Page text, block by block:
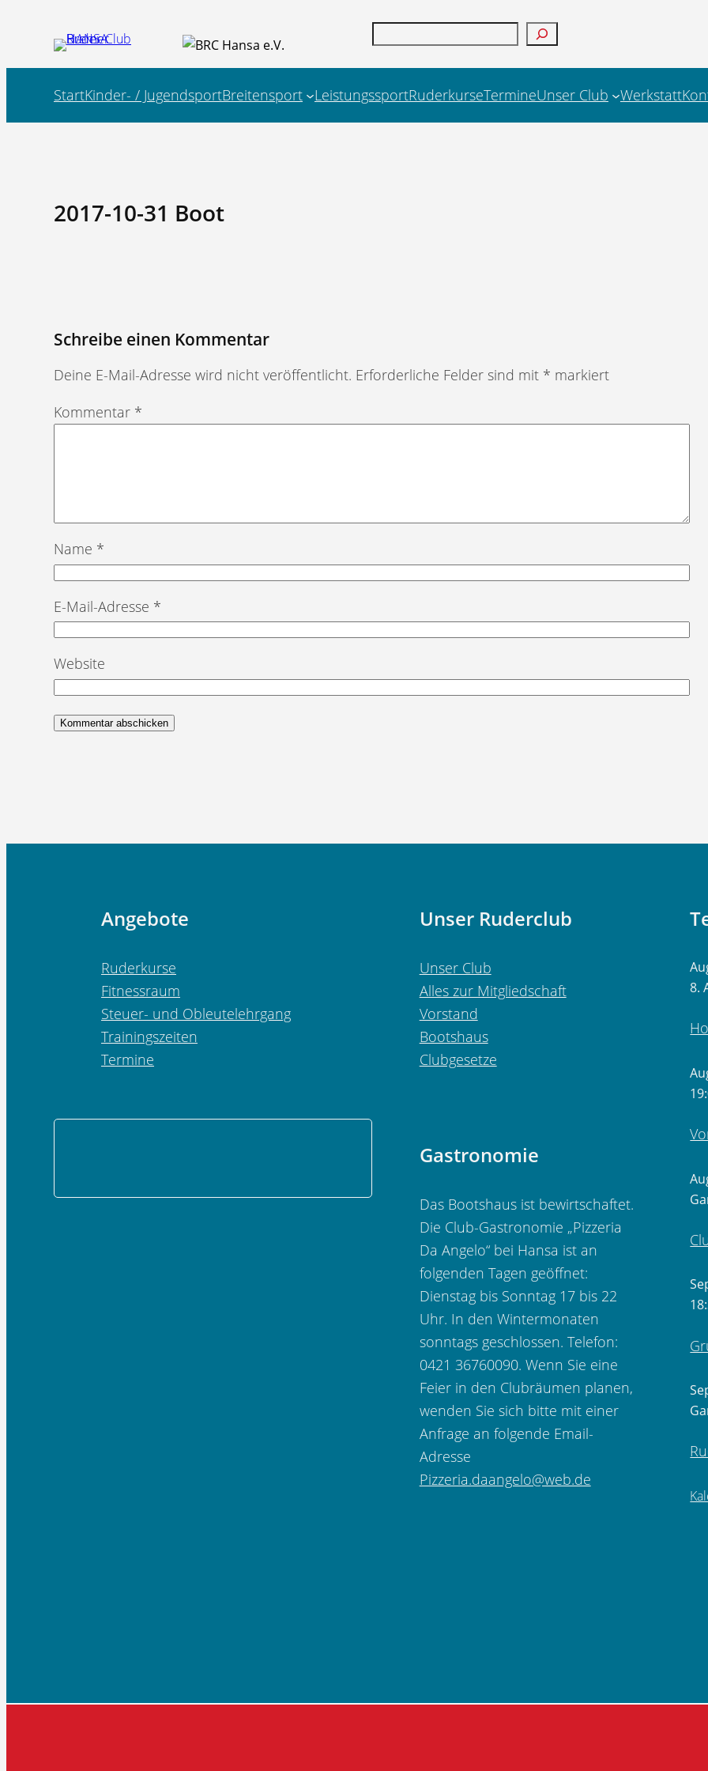
springen
StartKinder- / JugendsportBreitensport LeistungssportRuderkurseTermineUnser Club Werkstatt
2017-10-31 Boot
Schreibe einen Kommentar
Deine E-Mail-Adresse wird nicht veröffentlicht. Erforderliche Felder sind mit * markiert
Kommentar *
Name *
E-Mail-Adresse *
Website
Angebote
Ruderkurse
Fitnessraum
Steuer- und Obleutelehrgang
Trainingszeiten
Termine
Unser Ruderclub
Unser Club
Alles zur Mitgliedschaft
Vorstand
Bootshaus
Clubgesetze
Gastronomie
Das Bootshaus ist bewirtschaftet.
Die Club-Gastronomie „Pizzeria
Da Angelo“ bei Hansa ist an
folgenden Tagen geöffnet:
Dienstag bis Sonntag 17 bis 22
Uhr. In den Wintermonaten
sonntags geschlossen. Telefon:
0421 36760090. Wenn Sie eine
Feier in den Clubräumen planen,
wenden Sie sich bitte mit einer
Anfrage an folgende Email-
Adresse
Pizzeria.daangelo@web.de
8.